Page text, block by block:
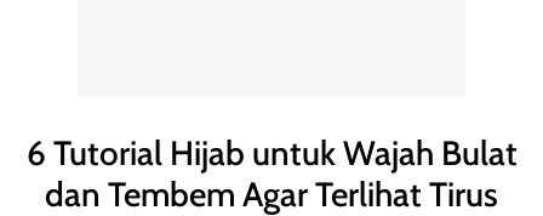
6 Tutorial Hijab untuk Wajah Bulat
dan Tembem Agar Terlihat Tirus